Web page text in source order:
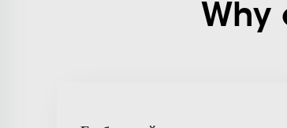
Why